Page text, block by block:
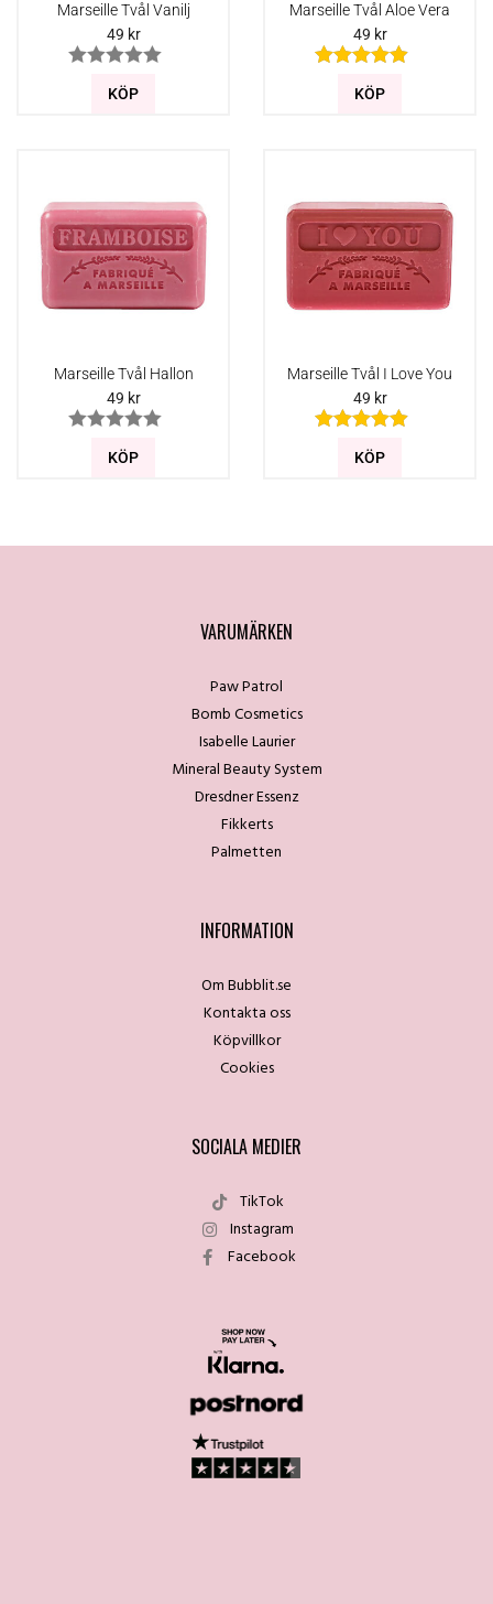
Marseille Tvål Vanilj
49 kr
KÖP
Marseille Tvål Aloe Vera
49 kr
KÖP
Marseille Tvål Hallon
49 kr
KÖP
Marseille Tvål I Love You
49 kr
KÖP
VARUMÄRKEN
Paw Patrol
Bomb Cosmetics
Isabelle Laurier
Mineral Beauty System
Dresdner Essenz
Fikkerts
Palmetten
INFORMATION
Om Bubblit.se
Kontakta oss
Köpvillkor
Cookies
SOCIALA MEDIER
TikTok
Instagram
Facebook